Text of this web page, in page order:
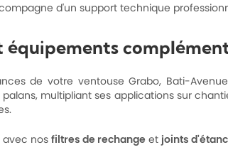
d'un support technique
équipements
de votre ventouse Grabo, Bati-
multipliant ses applications sur
nos filtres de rechange et joints